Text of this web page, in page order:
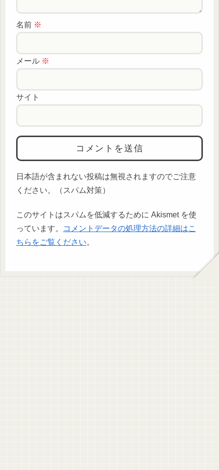
名前 ※
メール ※
サイト
日本語が含まれない投稿は無視されますのでご注意
ください。（スパム対策）
このサイトはスパムを低減するために Akismet を使
っています。
コメントデータの処理方法の詳細はこ
ちらをご覧ください。